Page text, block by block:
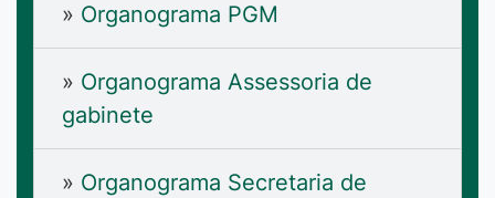
» Organograma PGM
» Organograma Assessoria de
gabinete
» Organograma Secretaria de